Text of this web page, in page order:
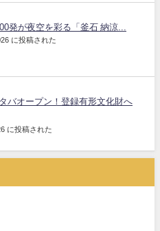
発が夜空を彩る「釜石 納涼...
に投稿された
バオープン！登録有形文化財へ
に投稿された